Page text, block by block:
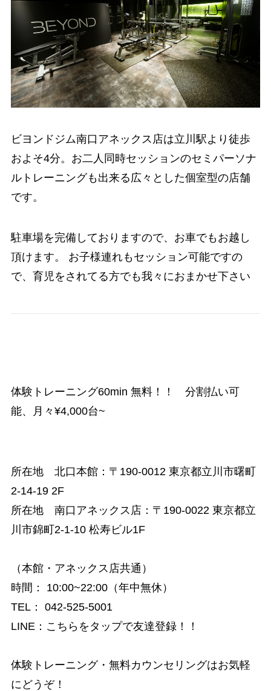
ビヨンドジム南口アネックス店は立川駅より徒歩
およそ4分。お二人同時セッションのセミパーソナ
ルトレーニングも出来る広々とした個室型の店舗
です。
駐車場を完備しておりますので、お車でもお越し
頂けます。 お子様連れもセッション可能ですの
で、育児をされてる方でも我々におまかせ下さい
体験トレーニング60min 無料！！ 分割払い可
能、月々¥4,000台~
所在地 北口本館： 〒190-0012 東京都立川市曙町
2-14-19 2F
所在地 南口アネックス店： 〒190-0022 東京都立
川市錦町2-1-10 松寿ビル1F
（本館・アネックス店共通）
時間 ： 10:00~22:00（年中無休）
TEL： 042-525-5001
LINE： こちらをタップで友達登録！！
体験トレーニング・無料カウンセリングはお気軽
にどうぞ！